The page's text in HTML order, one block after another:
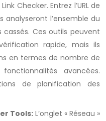
Checker. Entrez l’URL de
l’ensemble du
Ces outils peuvent
rapide, mais ils
en termes de nombre de
avancées.
de planification des
Tools: L’onglet « Réseau »